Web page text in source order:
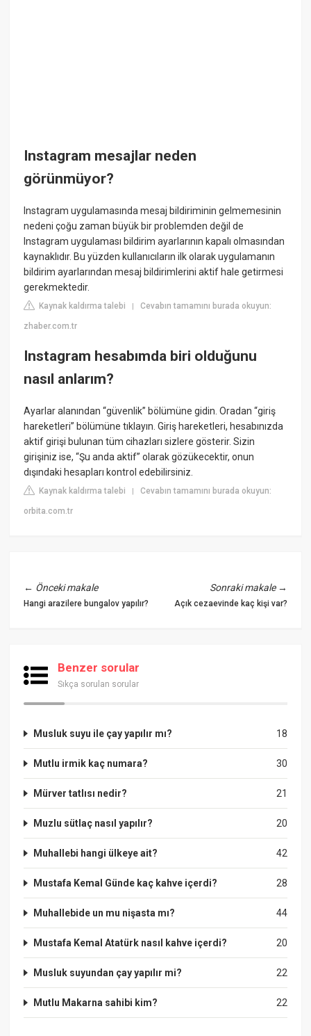
Instagram mesajlar neden
görünmüyor?
Instagram uygulamasında mesaj bildiriminin gelmemesinin
nedeni çoğu zaman büyük bir problemden değil de
Instagram uygulaması bildirim ayarlarının kapalı olmasından
kaynaklıdır. Bu yüzden kullanıcıların ilk olarak uygulamanın
bildirim ayarlarından mesaj bildirimlerini aktif hale getirmesi
gerekmektedir.
Kaynak kaldırma talebi |Cevabın tamamını burada okuyun:
zhaber.com.tr
Instagram hesabımda biri olduğunu
nasıl anlarım?
Ayarlar alanından “güvenlik” bölümüne gidin. Oradan “giriş
hareketleri” bölümüne tıklayın. Giriş hareketleri, hesabınızda
aktif girişi bulunan tüm cihazları sizlere gösterir. Sizin
girişiniz ise, “Şu anda aktif” olarak gözükecektir, onun
dışındaki hesapları kontrol edebilirsiniz.
Kaynak kaldırma talebi |Cevabın tamamını burada okuyun:
orbita.com.tr
← Önceki makale
Hangi arazilere bungalov yapılır?
Sonraki makale→
Açık cezaevinde kaç kişi var?
Benzer sorular
Sıkça sorulan sorular
18
Musluk suyu ile çay yapılır mı?
30
Mutlu irmik kaç numara?
21
Mürver tatlısı nedir?
20
Muzlu sütlaç nasıl yapılır?
42
Muhallebi hangi ülkeye ait?
28
Mustafa Kemal Günde kaç kahve içerdi?
44
Muhallebide un mu nişasta mı?
20
Mustafa Kemal Atatürk nasıl kahve içerdi?
22
Musluk suyundan çay yapılır mi?
22
Mutlu Makarna sahibi kim?